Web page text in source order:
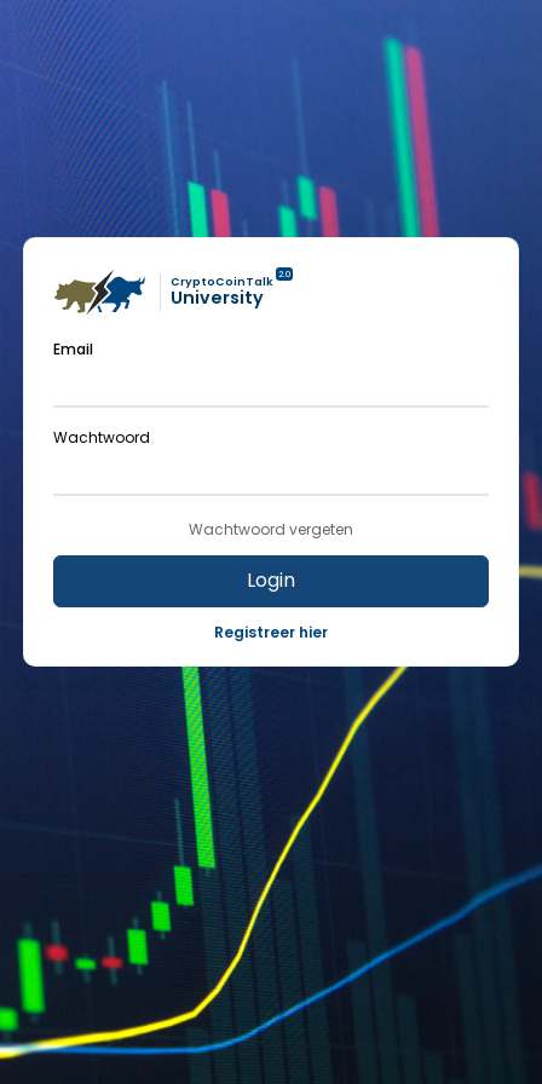
CryptoCoinTalk
University
2.0
Email
Wachtwoord
Wachtwoord vergeten
Login
Registreer hier